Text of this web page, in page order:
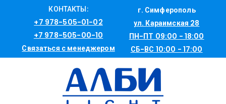
КОНТАКТЫ:
+7 978-505-01-02
+7 978-505-00-10
Связаться с менеджером
г. Симферополь
ул. Караимская 28
ПН-ПТ 09:00 - 18:00
СБ-ВС 10:00 - 17:00